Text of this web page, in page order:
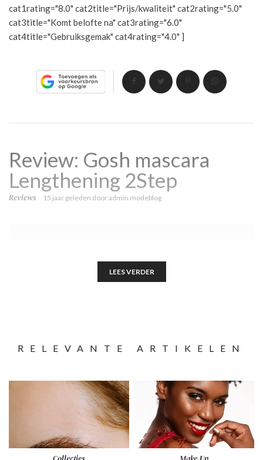
cat1rating="8.0" cat2title="Prijs/kwaliteit" cat2rating="5.0"
cat3title="Komt belofte na" cat3rating="6.0"
cat4title="Gebruiksgemak" cat4rating="4.0" ]
Review: Gosh mascara
Lengthening 2Step
Reviews 15 jaar geleden dooradmin modeblog
LEES VERDER
RELEVANTE ARTIKELEN